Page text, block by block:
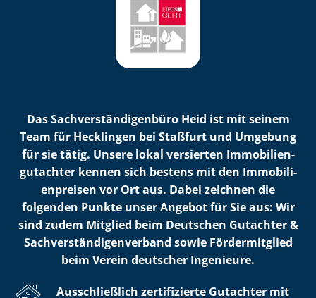
Das Sach­ver­stän­di­gen­bü­ro Heid ist mit seinem
Team für Hecklingen bei Staßfurt und Umgebung
für sie tätig. Unsere lokal versierten Im­mo­bi­li­en­
gut­ach­ter kennen sich bestens mit den Im­mo­bi­li­
en­prei­sen vor Ort aus. Dabei zeichnen die
folgenden Punkte unser Angebot für Sie aus: Wir
sind zudem Mitglied beim Deutschen Gutachter &
Sach­ver­stän­di­gen­ver­band sowie Fördermitglied
beim Verein deutscher Ingenieure.
Ausschließlich zertifizierte Gutachter mit